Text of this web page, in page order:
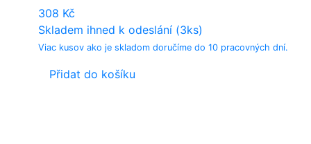
308 Kč
Skladem ihned k odeslání (3ks)
Viac kusov ako je skladom doručíme do 10 pracovných dní.
Přidat do košíku